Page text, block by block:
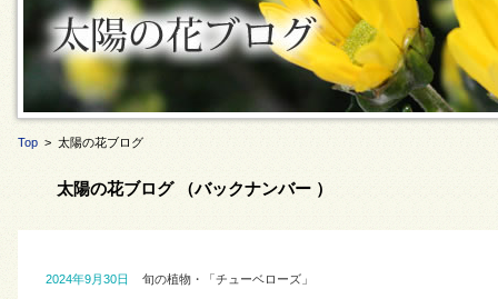
Top > 太陽の花ブログ
太陽の花ブログ （バックナンバー ）
2024年9月30日 旬の植物・「チューベローズ」